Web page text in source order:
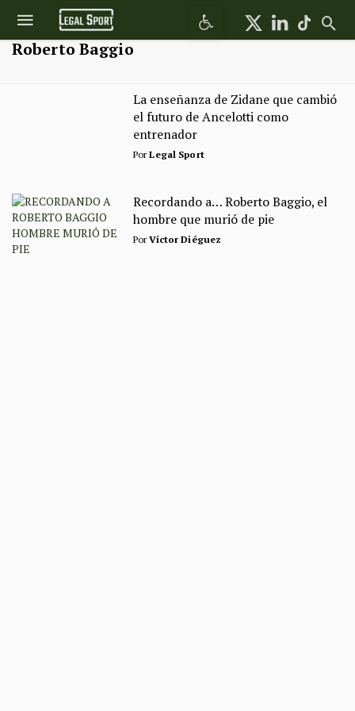
Abrir barra de herramientas
Roberto Baggio
La enseñanza de Zidane que cambió
el futuro de Ancelotti como
entrenador
PorLegal Sport
Recordando a… Roberto Baggio, el
hombre que murió de pie
PorVíctor Diéguez